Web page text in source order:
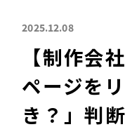
ホームページ制作
SEO対策&MEO対策
Web広告
2025.12.08
【制作会
ページを
き？」判